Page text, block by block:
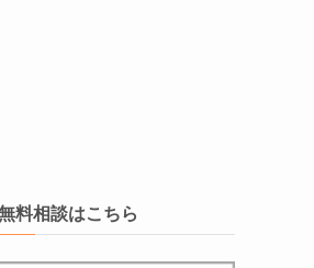
料相談はこちら